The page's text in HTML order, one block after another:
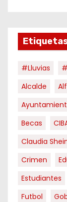
#Lluvias
Alcalde
Becas
Claudia
Crimen
Estudiantes
Futbol